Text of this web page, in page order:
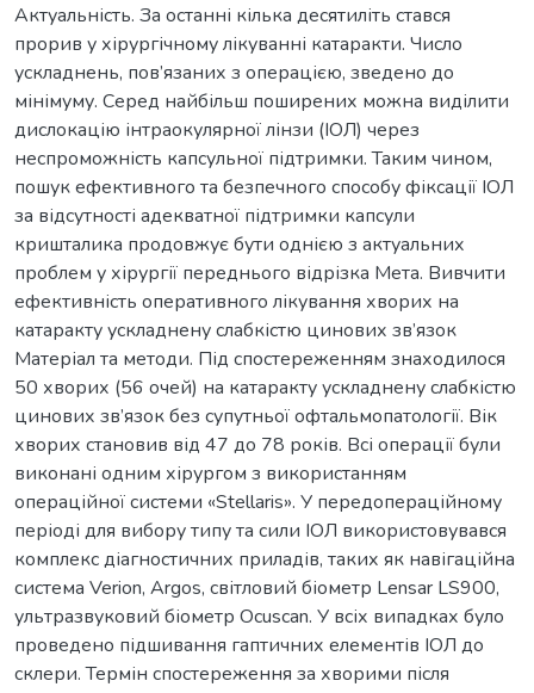
Актуальність. За останні кілька десятиліть стався
прорив у хірургічному лікуванні катаракти. Число
ускладнень, пов’язаних з операцією, зведено до
мінімуму. Серед найбільш поширених можна виділити
дислокацію інтраокулярної лінзи (ІОЛ) через
неспроможність капсульної підтримки. Таким чином,
пошук ефективного та безпечного способу фіксації ІОЛ
за відсутності адекватної підтримки капсули
кришталика продовжує бути однією з актуальних
проблем у хірургії переднього відрізка Мета. Вивчити
ефективність оперативного лікування хворих на
катаракту ускладнену слабкістю цинових зв’язок
Матеріал та методи. Під спостереженням знаходилося
50 хворих (56 очей) на катаракту ускладнену слабкістю
цинових зв’язок без супутньої офтальмопатології. Вік
хворих становив від 47 до 78 років. Всі операції були
виконані одним хірургом з використанням
операційної системи «Stellaris». У передопераційному
періоді для вибору типу та сили ІОЛ використовувався
комплекс діагностичних приладів, таких як навігаційна
система Verion, Argos, світловий біометр Lensar LS900,
ультразвуковий біометр Ocuscan. У всіх випадках було
проведено підшивання гаптичних елементів ІОЛ до
склери. Термін спостереження за хворими після